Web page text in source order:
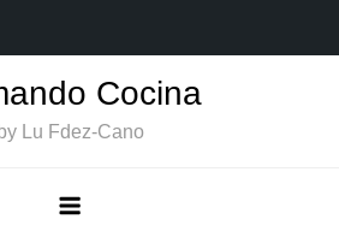
Cocina
by Lu Fdez-Cano